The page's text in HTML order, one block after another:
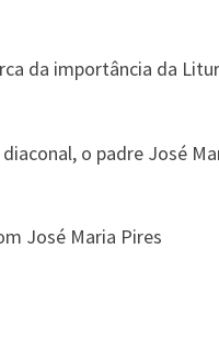
da importância da
o padre José
José Maria Pires